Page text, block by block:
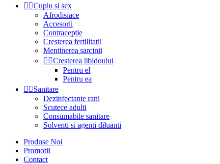
 Cuplu si sex
Afrodisiace
Accesorii
Contraceptie
Cresterea fertilitatii
Mentinerea sarcinii
 Cresterea libidoului
Pentru el
Pentru ea
 Sanitare
Dezinfectante rani
Scutece adulti
Consumabile sanitare
Solventi si agenti diluanti
Produse Noi
Promotii
Contact